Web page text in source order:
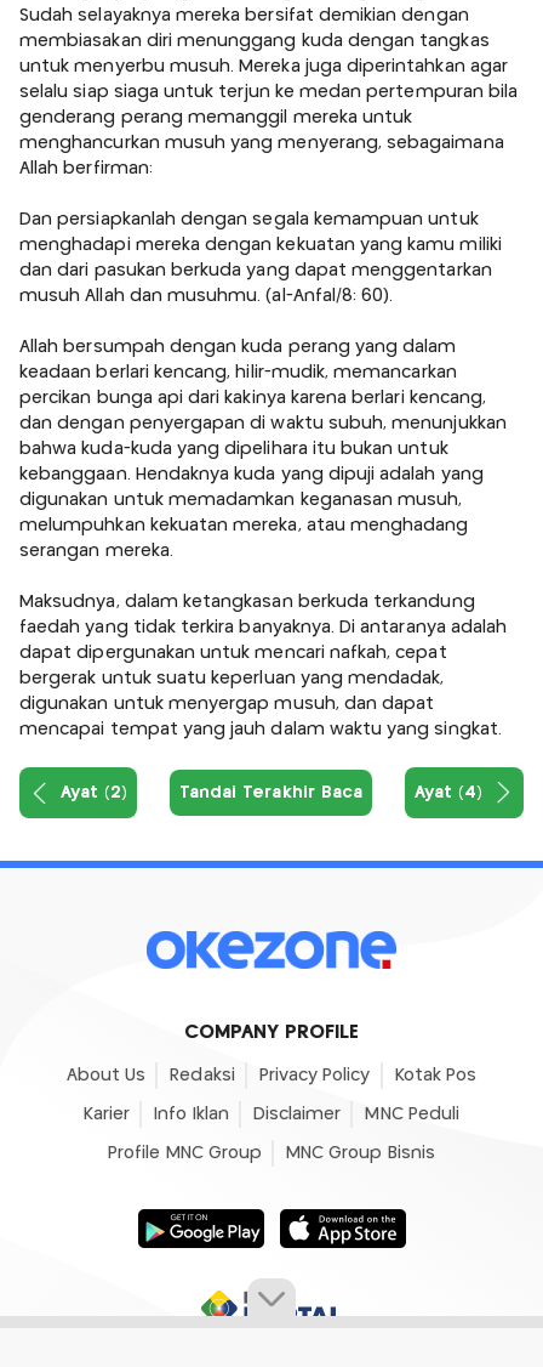
Sudah selayaknya mereka bersifat demikian dengan
membiasakan diri menunggang kuda dengan tangkas
untuk menyerbu musuh. Mereka juga diperintahkan agar
selalu siap siaga untuk terjun ke medan pertempuran bila
genderang perang memanggil mereka untuk
menghancurkan musuh yang menyerang, sebagaimana
Allah berfirman:
Dan persiapkanlah dengan segala kemampuan untuk
menghadapi mereka dengan kekuatan yang kamu miliki
dan dari pasukan berkuda yang dapat menggentarkan
musuh Allah dan musuhmu. (al-Anfal/8: 60).
Allah bersumpah dengan kuda perang yang dalam
keadaan berlari kencang, hilir-mudik, memancarkan
percikan bunga api dari kakinya karena berlari kencang,
dan dengan penyergapan di waktu subuh, menunjukkan
bahwa kuda-kuda yang dipelihara itu bukan untuk
kebanggaan. Hendaknya kuda yang dipuji adalah yang
digunakan untuk memadamkan keganasan musuh,
melumpuhkan kekuatan mereka, atau menghadang
serangan mereka.
Maksudnya, dalam ketangkasan berkuda terkandung
faedah yang tidak terkira banyaknya. Di antaranya adalah
dapat dipergunakan untuk mencari nafkah, cepat
bergerak untuk suatu keperluan yang mendadak,
digunakan untuk menyergap musuh, dan dapat
mencapai tempat yang jauh dalam waktu yang singkat.
Ayat (2) Tandai Terakhir Baca Ayat (4)
COMPANY PROFILE
About Us Redaksi Privacy Policy Kotak Pos
Karier Info Iklan Disclaimer MNC Peduli
Profile MNC Group MNC Group Bisnis